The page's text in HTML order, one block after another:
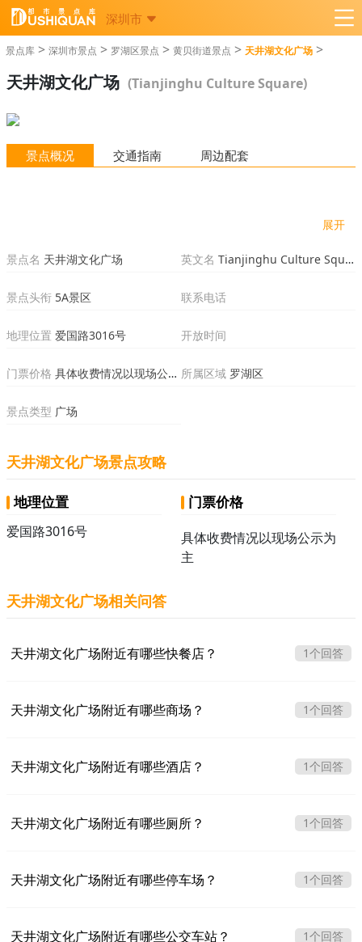
深圳市
景点库 > 深圳市景点 > 罗湖区景点 > 黄贝街道景点 > 天井湖文化广场 >
天井湖文化广场 (Tianjinghu Culture Square)
景点概况 交通指南 周边配套
展开
景点名 天井湖文化广场 英文名 Tianjinghu Culture Square
景点头衔 5A景区 联系电话
地理位置 爱国路3016号 开放时间
门票价格 具体收费情况以现场公示为主 所属区域 罗湖区
景点类型 广场
天井湖文化广场景点攻略
地理位置
爱国路3016号
门票价格
具体收费情况以现场公示为
主
天井湖文化广场相关问答
天井湖文化广场附近有哪些快餐店？ 1个回答
天井湖文化广场附近有哪些商场？ 1个回答
天井湖文化广场附近有哪些酒店？ 1个回答
天井湖文化广场附近有哪些厕所？ 1个回答
天井湖文化广场附近有哪些停车场？ 1个回答
天井湖文化广场附近有哪些公交车站？ 1个回答